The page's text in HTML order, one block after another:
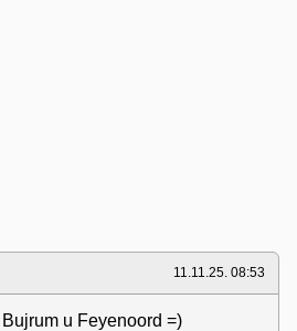
11.11.25. 08:53
u Feyenoord =)